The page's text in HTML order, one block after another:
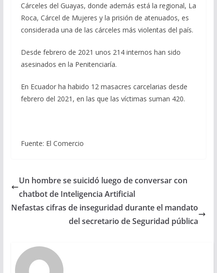
Cárceles del Guayas, donde además está la regional, La
Roca, Cárcel de Mujeres y la prisión de atenuados, es
considerada una de las cárceles más violentas del país.
Desde febrero de 2021 unos 214 internos han sido
asesinados en la Penitenciaría.
En Ecuador ha habido 12 masacres carcelarias desde
febrero del 2021, en las que las víctimas suman 420.
Fuente: El Comercio
Un hombre se suicidó luego de conversar con
chatbot de Inteligencia Artificial
Nefastas cifras de inseguridad durante el mandato
del secretario de Seguridad pública